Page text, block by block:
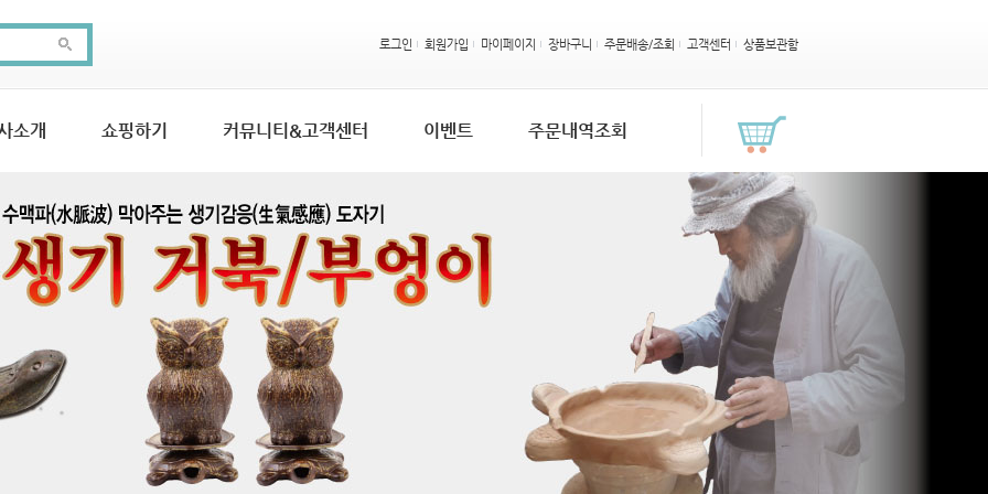
로그인 회원가입 마이페이지 장바구니 주문배송/조회 고객센터 상품보관함
소개 쇼핑하기 커뮤니티&고객센터 이벤트 주문내역조회